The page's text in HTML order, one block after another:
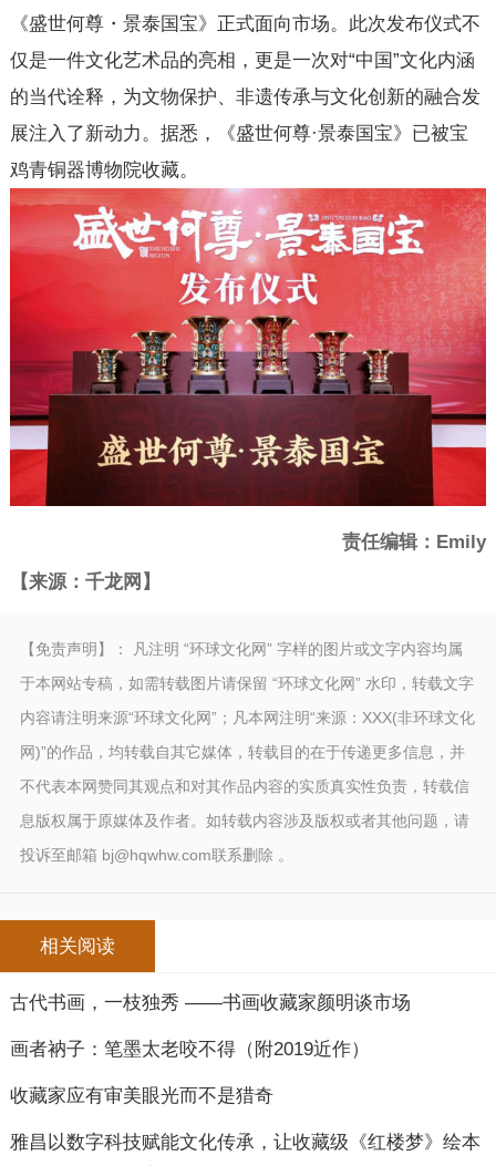
《盛世何尊・景泰国宝》正式面向市场。此次发布仪式不
仅是一件文化艺术品的亮相，更是一次对“中国”文化内涵
的当代诠释，为文物保护、非遗传承与文化创新的融合发
展注入了新动力。据悉，《盛世何尊·景泰国宝》已被宝
鸡青铜器博物院收藏。
责任编辑：Emily
【来源：千龙网】
【免责声明】： 凡注明 “环球文化网” 字样的图片或文字内容均属
于本网站专稿，如需转载图片请保留 “环球文化网” 水印，转载文字
内容请注明来源“环球文化网”；凡本网注明“来源：XXX(非环球文化
网)”的作品，均转载自其它媒体，转载目的在于传递更多信息，并
不代表本网赞同其观点和对其作品内容的实质真实性负责，转载信
息版权属于原媒体及作者。如转载内容涉及版权或者其他问题，请
投诉至邮箱 bj@hqwhw.com联系删除 。
相关阅读
古代书画，一枝独秀 ——书画收藏家颜明谈市场
画者衲子：笔墨太老咬不得（附2019近作）
收藏家应有审美眼光而不是猎奇
雅昌以数字科技赋能文化传承，让收藏级《红楼梦》绘本